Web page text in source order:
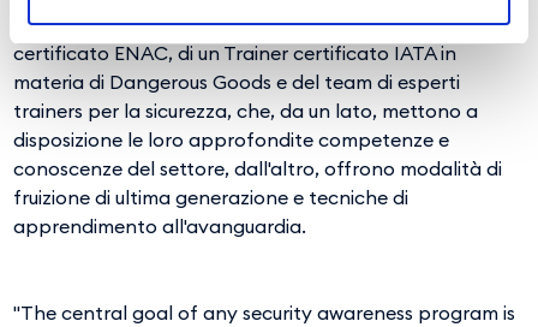
avvale del know how e dell'esperienza di un Istruttore
certificato ENAC, di un Trainer certificato IATA in
materia di Dangerous Goods e del team di esperti
trainers per la sicurezza, che, da un lato, mettono a
disposizione le loro approfondite competenze e
conoscenze del settore, dall'altro, offrono modalità di
fruizione di ultima generazione e tecniche di
apprendimento all'avanguardia.
"The central goal of any security awareness program is